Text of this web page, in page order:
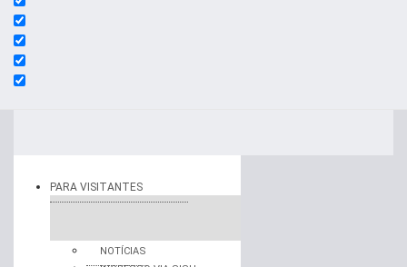
PARA VISITANTES
NOTÍCIAS